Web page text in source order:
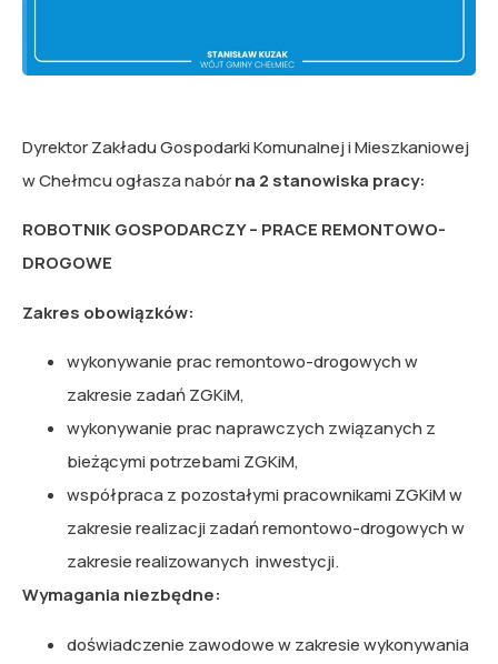
Dyrektor Zakładu Gospodarki Komunalnej i Mieszkaniowej
w Chełmcu ogłasza nabórna 2 stanowiska pracy:
ROBOTNIK GOSPODARCZY – PRACE REMONTOWO-
DROGOWE
Zakres obowiązków:
wykonywanie prac remontowo-drogowych w
zakresie zadań ZGKiM,
wykonywanie prac naprawczych związanych z
bieżącymi potrzebami ZGKiM,
współpraca z pozostałymi pracownikami ZGKiM w
zakresie realizacji zadań remontowo-drogowych w
zakresie realizowanych inwestycji.
Wymagania niezbędne:
doświadczenie zawodowe w zakresie wykonywania